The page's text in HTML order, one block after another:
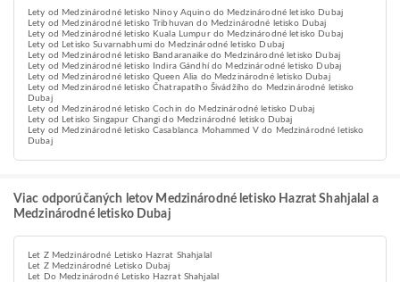
Lety od Medzinárodné letisko Ninoy Aquino do Medzinárodné letisko Dubaj
Lety od Medzinárodné letisko Tribhuvan do Medzinárodné letisko Dubaj
Lety od Medzinárodné letisko Kuala Lumpur do Medzinárodné letisko Dubaj
Lety od Letisko Suvarnabhumi do Medzinárodné letisko Dubaj
Lety od Medzinárodné letisko Bandaranaike do Medzinárodné letisko Dubaj
Lety od Medzinárodné letisko Indira Gándhí do Medzinárodné letisko Dubaj
Lety od Medzinárodné letisko Queen Alia do Medzinárodné letisko Dubaj
Lety od Medzinárodné letisko Čhatrapatího Šivádžího do Medzinárodné letisko
Dubaj
Lety od Medzinárodné letisko Cochin do Medzinárodné letisko Dubaj
Lety od Letisko Singapur Changi do Medzinárodné letisko Dubaj
Lety od Medzinárodné letisko Casablanca Mohammed V do Medzinárodné letisko
Dubaj
Viac odporúčaných letov Medzinárodné letisko Hazrat Shahjalal a
Medzinárodné letisko Dubaj
Let Z Medzinárodné Letisko Hazrat Shahjalal
Let Z Medzinárodné Letisko Dubaj
Let Do Medzinárodné Letisko Hazrat Shahjalal